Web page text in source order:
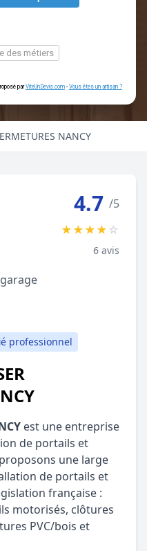
ou
NANCY
4.7 /5
★★★★☆
6 avis
professionnel
est une entreprise
de portails et
une large
de portails et
française :
motorisés, clôtures
PVC/bois et